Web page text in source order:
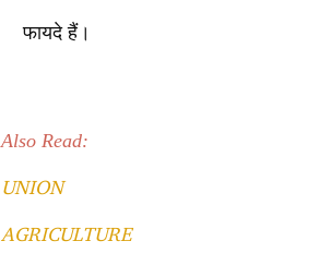
फायदे हैं।
Also Read:
UNION
AGRICULTURE